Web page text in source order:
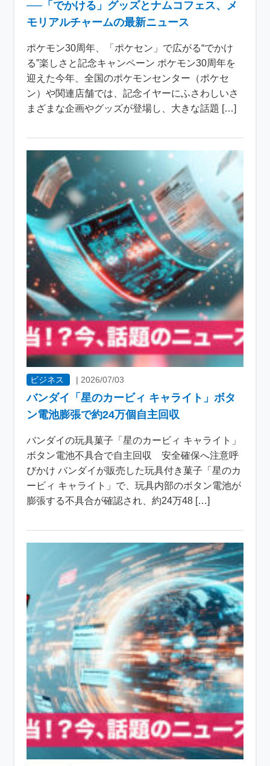
──「でかける」グッズとナムコフェス、メ
モリアルチャームの最新ニュース
ポケモン30周年、「ポケセン」で広がる“でかけ
る”楽しさと記念キャンペーン ポケモン30周年を
迎えた今年、全国のポケモンセンター（ポケセ
ン）や関連店舗では、記念イヤーにふさわしいさ
まざまな企画やグッズが登場し、大きな話題 […]
ビジネス | 2026/07/03
バンダイ「星のカービィ キャライト」ボタ
ン電池膨張で約24万個自主回収
バンダイの玩具菓子「星のカービィ キャライト」
ボタン電池不具合で自主回収 安全確保へ注意呼
びかけ バンダイが販売した玩具付き菓子「星のカ
ービィ キャライト」で、玩具内部のボタン電池が
膨張する不具合が確認され、約24万48 […]